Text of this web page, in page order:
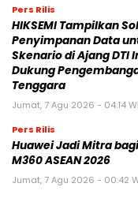
Pers Rilis
HIKSEMI Tampilkan
Penyimpanan Data
Skenario di Ajang DTI
Dukung
Tenggara
Jumat, 7 Agu 2026 - 04:14
Pers Rilis
Huawei Jadi Mitra
M360 ASEAN 2026
Jumat, 7 Agu 2026 - 00:42